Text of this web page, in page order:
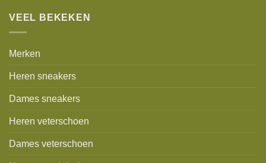
VEEL BEKEKEN
Merken
Heren sneakers
Dames sneakers
Heren veterschoen
Dames veterschoen